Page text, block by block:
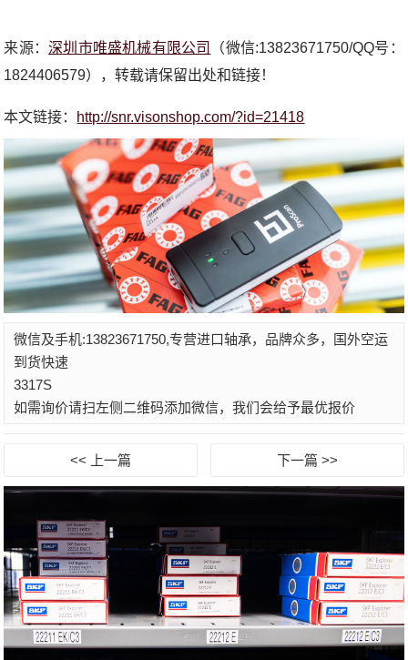
来源：深圳市唯盛机械有限公司
（微信:13823671750/QQ号：
1824406579），转载请保留出处和链接！
本文链接： http://snr.visonshop.com/?id=21418
微信及手机:13823671750,专营进口轴承，品牌众多，国外空运
到货快速
3317S
如需询价请扫左侧二维码添加微信，我们会给予最优报价
<< 上一篇 下一篇 >>